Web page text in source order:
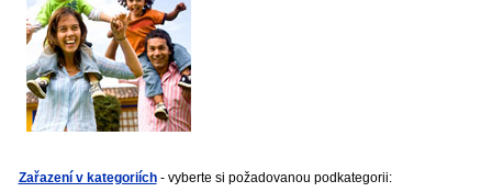
Zařazení v kategoriích - vyberte si požadovanou podkategorii: